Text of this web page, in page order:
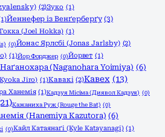
(2)Зуко (1)
Йеннефер із Венґерберґу (3)
(Joel Hokka) (1)
(0)Йонас Ярлсбі (Jonas Jarlsby) (2)
(1)Йор Форджер (0)Йорвет (1)
(Naganohara Yoimiya) (6)
Jiro) (1)Кавакі (2)Кавех (13)
Ханемія (1)Кадзуя Місіма (Диявол Кадзуя) (0)
Кажаниха Руж (Rouge the Bat) (0)
(Hanemiya Kazutora) (6)
(0)Кайл Катаянаґі (Kyle Katayanagi) (1)